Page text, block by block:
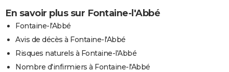
En savoir plus sur Fontaine-l'Abbé
Fontaine-l'Abbé
Avis de décès à Fontaine-l'Abbé
Risques naturels à Fontaine-l'Abbé
Nombre d'infirmiers à Fontaine-l'Abbé